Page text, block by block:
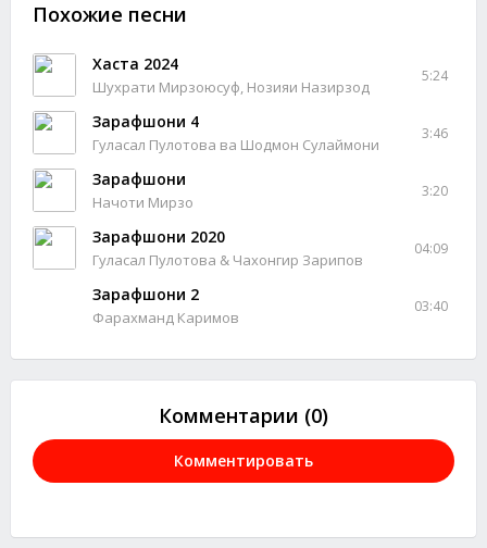
Похожие песни
Хаста 2024
Шухрати Мирзоюсуф, Нозияи Назирзод
5:24
Зарафшони 4
Гуласал Пулотова ва Шодмон Сулаймони
3:46
Зарафшони
Начоти Мирзо
3:20
Зарафшони 2020
Гуласал Пулотова & Чахонгир Зарипов
04:09
Зарафшони 2
Фарахманд Каримов
03:40
Комментарии (0)
Комментировать